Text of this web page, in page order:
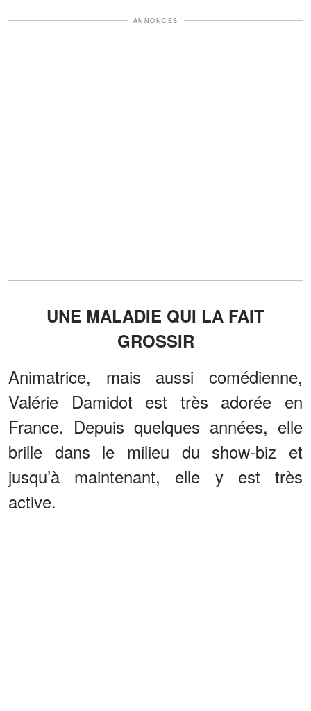
ANNONCES
UNE MALADIE QUI LA FAIT
GROSSIR
Animatrice, mais aussi comédienne,
Valérie Damidot est très adorée en
France. Depuis quelques années, elle
brille dans le milieu du show-biz et
jusqu’à maintenant, elle y est très
active.